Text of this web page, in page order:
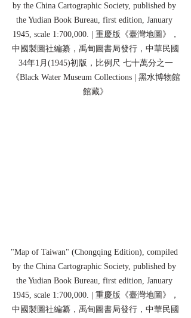
by the China Cartographic Society, published by
the Yudian Book Bureau, first edition, January
1945, scale 1:700,000. | 重慶版《臺灣地圖》，
中國製圖社編纂，禹甸圖書局發行，中華民國
34年1月(1945)初版，比例尺 七十萬分之一
《Black Water Museum Collections | 黑水博物館
館藏》
"Map of Taiwan" (Chongqing Edition), compiled
by the China Cartographic Society, published by
the Yudian Book Bureau, first edition, January
1945, scale 1:700,000. | 重慶版《臺灣地圖》，
中國製圖社編纂，禹甸圖書局發行，中華民國